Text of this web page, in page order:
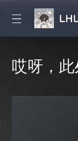
哎呀，